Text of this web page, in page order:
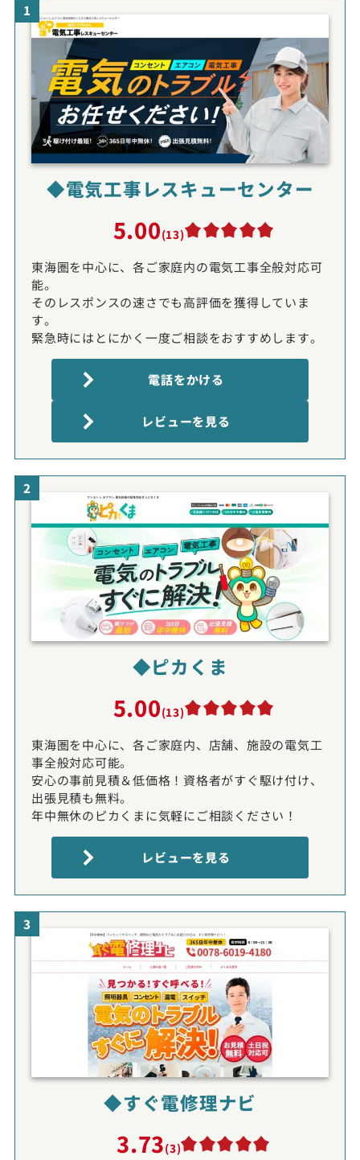
1
◆電気工事レスキューセンター
5.00(13)
東海圏を中心に、各ご家庭内の電気工事全般対応可
能。
そのレスポンスの速さでも高評価を獲得していま
す。
緊急時にはとにかく一度ご相談をおすすめします。
電話をかける
レビューを見る
2
◆ピカくま
5.00(13)
東海圏を中心に、各ご家庭内、店舗、施設の電気工
事全般対応可能。
安心の事前見積＆低価格！資格者がすぐ駆け付け、
出張見積も無料。
年中無休のピカくまに気軽にご相談ください！
レビューを見る
3
◆すぐ電修理ナビ
3.73(3)